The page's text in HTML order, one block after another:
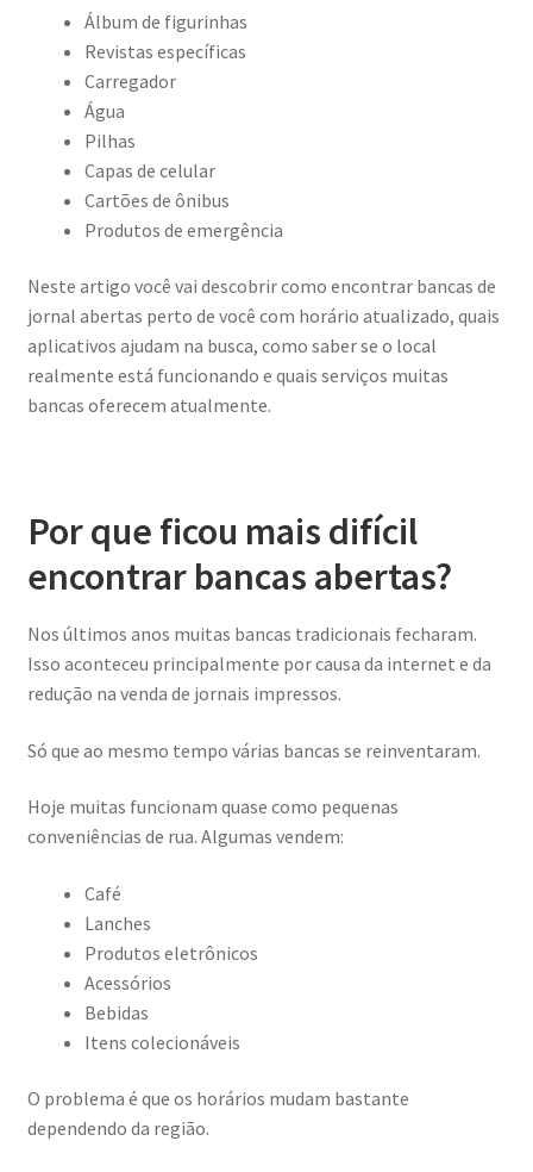
Álbum de figurinhas
Revistas específicas
Carregador
Água
Pilhas
Capas de celular
Cartões de ônibus
Produtos de emergência
Neste artigo você vai descobrir como encontrar bancas de
jornal abertas perto de você com horário atualizado, quais
aplicativos ajudam na busca, como saber se o local
realmente está funcionando e quais serviços muitas
bancas oferecem atualmente.
Por que ficou mais difícil
encontrar bancas abertas?
Nos últimos anos muitas bancas tradicionais fecharam.
Isso aconteceu principalmente por causa da internet e da
redução na venda de jornais impressos.
Só que ao mesmo tempo várias bancas se reinventaram.
Hoje muitas funcionam quase como pequenas
conveniências de rua. Algumas vendem:
Café
Lanches
Produtos eletrônicos
Acessórios
Bebidas
Itens colecionáveis
O problema é que os horários mudam bastante
dependendo da região.